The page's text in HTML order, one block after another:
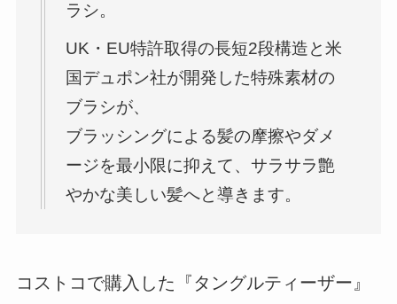
ラシ。
UK・EU特許取得の長短2段構造と米
国デュポン社が開発した特殊素材の
ブラシが、
ブラッシングによる髪の摩擦やダメ
ージを最小限に抑えて、サラサラ艶
やかな美しい髪へと導きます。
コストコで購入した『タングルティーザー』